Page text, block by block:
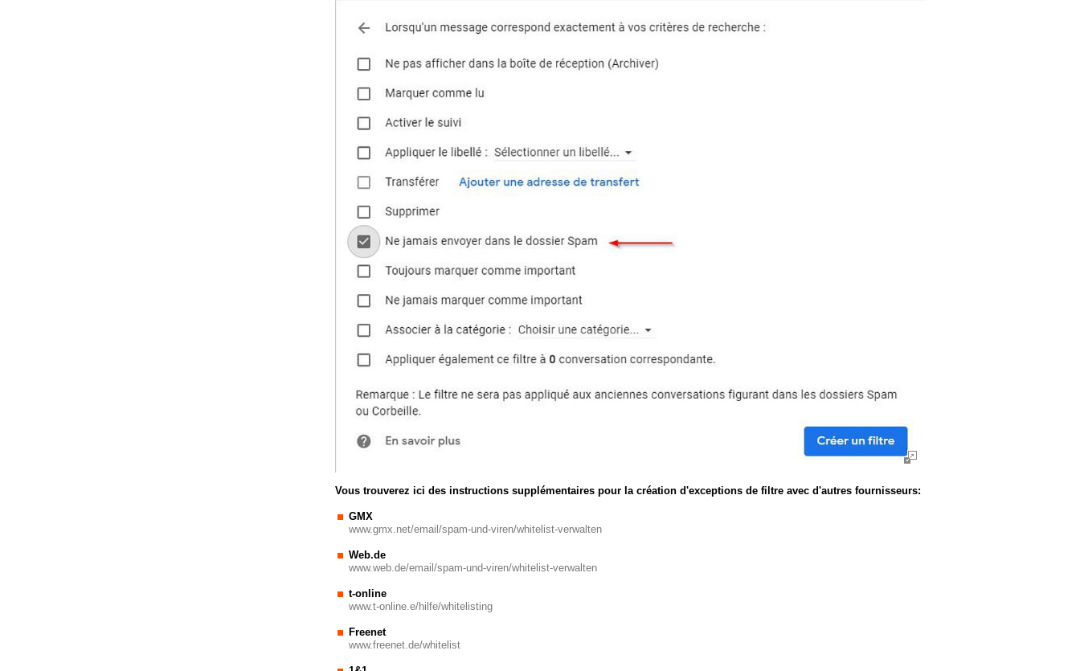
Vous trouverez ici des instructions supplémentaires pour la création d'exceptions de filtre avec d'autres fournisseurs:
GMX
www.gmx.net/email/spam-und-viren/whitelist-verwalten
Web.de
www.web.de/email/spam-und-viren/whitelist-verwalten
t-online
www.t-online.e/hilfe/whitelisting
Freenet
www.freenet.de/whitelist